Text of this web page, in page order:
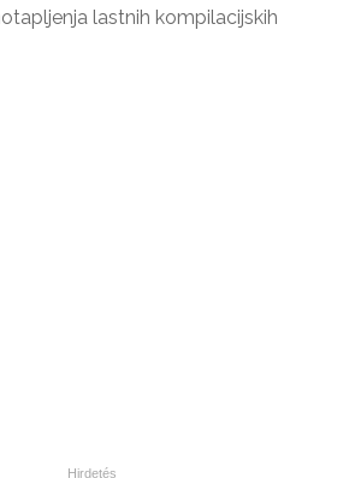
lastnih kompilacijskih